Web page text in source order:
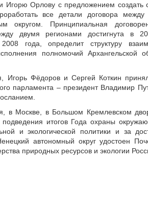
Игорю Орлову с предложением создать
все детали договора
округом. Принципиальная
двумя регионами достигнута в
года, определит структуру
полномочий
Игорь Фёдоров и Сергей Коткин
парламента – президент Владимир
в Москве, в Большом Кремлевском
итогов Года охраны
и экологической политики и за
автономный округ удостоен
природных ресурсов и экологии